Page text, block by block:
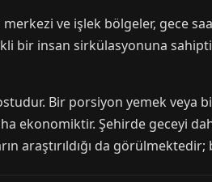
ve işlek bölgeler, gece
bir insan sirkülasyonuna
Bir porsiyon yemek
ekonomiktir. Şehirde geceyi
araştırıldığı da